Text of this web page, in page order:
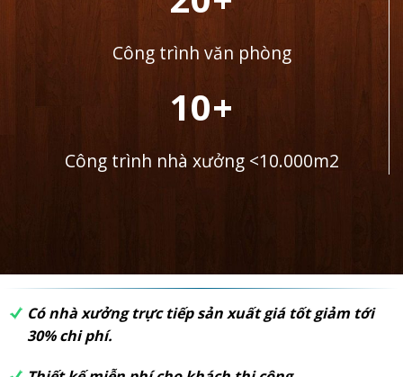
Công trình văn phòng
10+
Công trình nhà xưởng <10.000m2
Có nhà xưởng trực tiếp sản xuất giá tốt giảm tới
30% chi phí.